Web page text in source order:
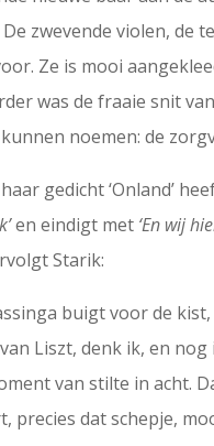
zwevende violen, de
Ze is mooi
was de fraaie snit
noemen: de
gedicht ‘Onland’
en eindigt met ‘En wij
Starik:
buigt voor de
van Liszt, denk ik, en
van stilte in acht.
precies dat schepje,